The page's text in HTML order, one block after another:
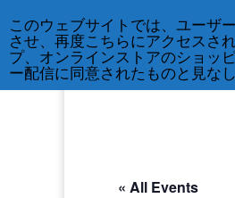
« All Events
このウェブサイトでは、ユーザ
させ、再度こちらにアクセスさ
プ、オンラインストアのショッ
ー配信に同意されたものと見なし